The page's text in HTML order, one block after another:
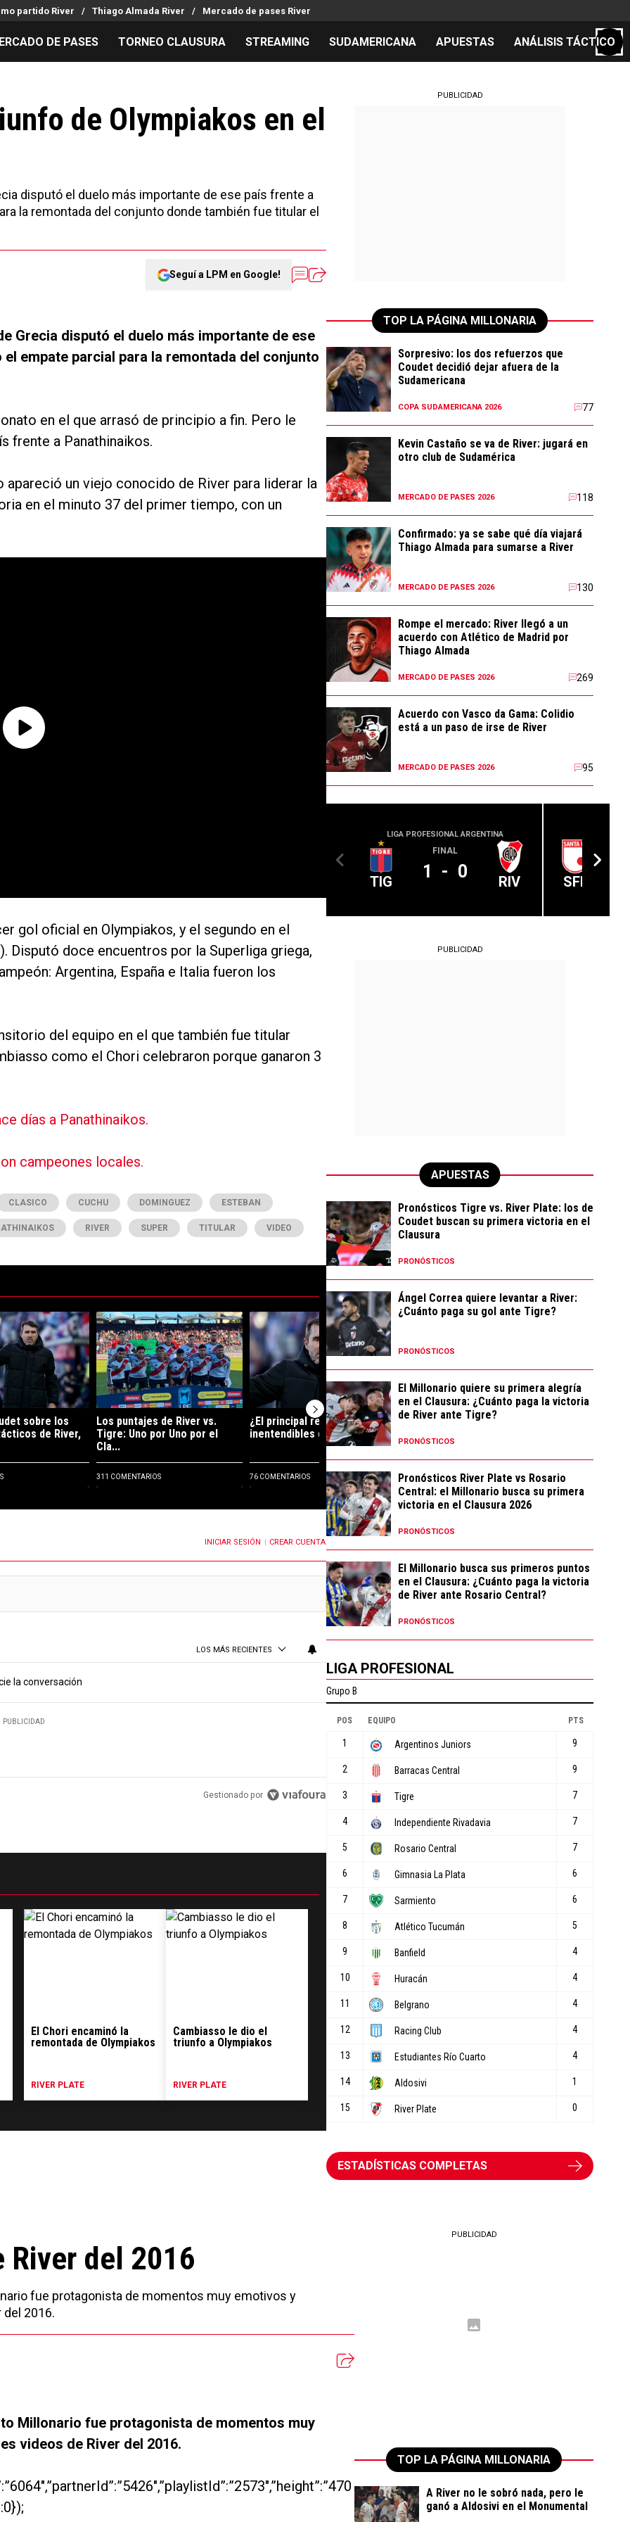
partido River Thiago Almada River Mercado de pases River
Mercado de Pases
Análisis tácticos
Streaming
Entradas
Guías
DE PASES TORNEO CLAUSURA STREAMING SUDAMERICANA APUESTAS ANÁLISIS TÁCTICO
de Olympiakos en el
disputó el duelo más importante de ese país frente a
la remontada del conjunto donde también fue titular el
Seguí a LPM en Google!
Grecia disputó el duelo más importante de ese
empate parcial para la remontada del conjunto
en el que arrasó de principio a fin. Pero le
frente a Panathinaikos.
un viejo conocido de River para liderar la
en el minuto 37 del primer tiempo, con un
gol oficial en Olympiakos, y el segundo en el
). Disputó doce encuentros por la Superliga griega,
Argentina, España e Italia fueron los
del equipo en el que también fue titular
como el Chori celebraron porque ganaron 3
días a Panathinaikos.
campeones locales.
CLASICO CUCHU DOMINGUEZ ESTEBAN
RIVER SUPER TITULAR VIDEO
tendencia con el título "Qué dijo Coudet sobre los problemas tácticos de River, el sistema y por qué elige a ciertos jugadores" con 44
sobre los
de River,
Un artículo de tendencia con el título "Los puntajes de River vs. Tigre: Uno por Uno por el Clausura" con 311 comentarios.
Los puntajes de River vs.
Tigre: Uno por Uno por el
Cla...
311 COMENTARIOS
Un artículo de tendencia con el título "¿El principal responsable? Las inentendibles
¿El principal responsable? Las
inentendibles decisiones...
76 COMENTARIOS
Un artículo de tendencia con el título "Coudet tras
Coudet tras la derrota ante
Tigre: "Si veo que los resu...
698 COMENTARIOS 1,42K COMENTARIOS
CUANDO SE PUBLIQUEN NUEVOS COMENTARIOSINICIAR SESIÓN CREAR CUENTA
LOS MÁS RECIENTES
la conversación
PUBLICIDAD
Gestionado por
El Chori encaminó la
remontada de Olympiakos
RIVER PLATE
Cambiasso le dio el
triunfo a Olympiakos
RIVER PLATE
PUBLICIDAD
TOP LA PÁGINA MILLONARIA
Sorpresivo: los dos refuerzos que
Coudet decidió dejar afuera de la
Sudamericana
COPA SUDAMERICANA 2026 77
Kevin Castaño se va de River: jugará en
otro club de Sudamérica
MERCADO DE PASES 2026 118
Confirmado: ya se sabe qué día viajará
Thiago Almada para sumarse a River
MERCADO DE PASES 2026 130
Rompe el mercado: River llegó a un
acuerdo con Atlético de Madrid por
Thiago Almada
MERCADO DE PASES 2026 269
Acuerdo con Vasco da Gama: Colidio
está a un paso de irse de River
MERCADO DE PASES 2026 95
LIGA PROFESIONAL ARGENTINA
TIG
FINAL
1 - 0 RIV SFE
PUBLICIDAD
APUESTAS
Pronósticos Tigre vs. River Plate: los de
Coudet buscan su primera victoria en el
Clausura
PRONÓSTICOS
Ángel Correa quiere levantar a River:
¿Cuánto paga su gol ante Tigre?
PRONÓSTICOS
El Millonario quiere su primera alegría
en el Clausura: ¿Cuánto paga la victoria
de River ante Tigre?
PRONÓSTICOS
Pronósticos River Plate vs Rosario
Central: el Millonario busca su primera
victoria en el Clausura 2026
PRONÓSTICOS
El Millonario busca sus primeros puntos
en el Clausura: ¿Cuánto paga la victoria
de River ante Rosario Central?
PRONÓSTICOS
LIGA PROFESIONAL
ESTADÍSTICAS COMPLETAS
River del 2016
fue protagonista de momentos muy emotivos y
2016.
Millonario fue protagonista de momentos muy
videos de River del 2016.
PUBLICIDAD
TOP LA PÁGINA MILLONARIA
A River no le sobró nada, pero le
ganó a Aldosivi en el Monumental